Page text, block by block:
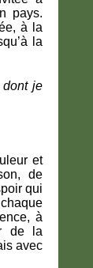
pays.
à la
la
dont je
et
de
qui
à
de la
avec